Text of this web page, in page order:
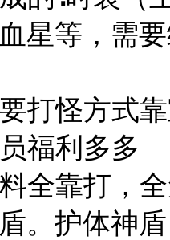
星等，需
打怪方式
福利多多
全靠打，
。护体神